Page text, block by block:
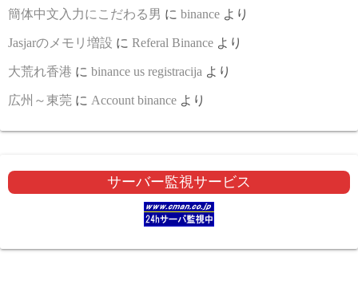
簡体中文入力にこだわる男 に binance より
Jasjarのメモリ増設 に Referal Binance より
大荒れ香港 に binance us registracija より
広州～東莞 に Account binance より
サーバー監視サービス